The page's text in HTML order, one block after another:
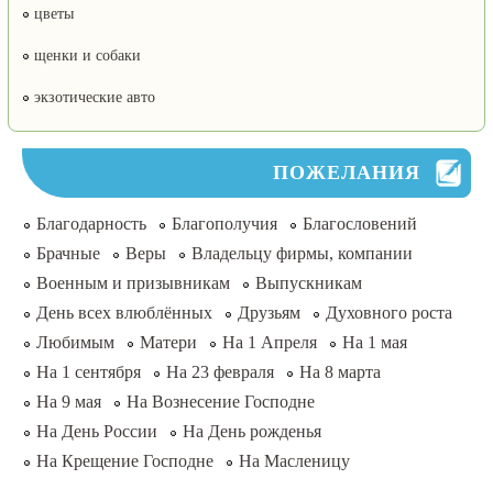
цветы
щенки и собаки
экзотические авто
ПОЖЕЛАНИЯ
Благодарность Благополучия
Благословений
Брачные
Веры
Владельцу фирмы, компании
Военным и призывникам
Выпускникам
День всех влюблённых
Друзьям
Духовного роста
Любимым
Матери На 1 Апреля
На 1 мая
На 1 сентября
На 23 февраля
На 8 марта
На 9 мая
На Вознесение Господне
На День России
На День рожденья
На Крещение Господне
На Масленицу